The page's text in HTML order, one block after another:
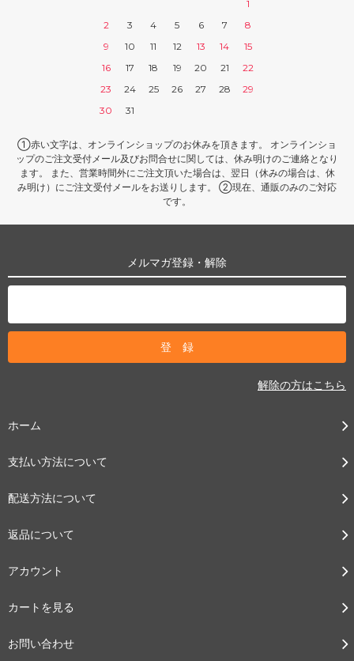
1
2
3 4 5 6 7
8
9
10 11 12 13 14
15
16
17 18 19 20 21
22
23
24 25 26 27 28
29
30
31
①赤い文字は、オンラインショップのお休みを頂きます。 オンラインショ
ップのご注文受付メール及びお問合せに関しては、休み明けのご連絡となり
ます。 また、営業時間外にご注文頂いた場合は、翌日（休みの場合は、休
み明け）にご注文受付メールをお送りします。 ②現在、通販のみのご対応
です。
メルマガ登録・解除
解除の方はこちら
ホーム
支払い方法について
配送方法について
返品について
アカウント
カートを見る
お問い合わせ